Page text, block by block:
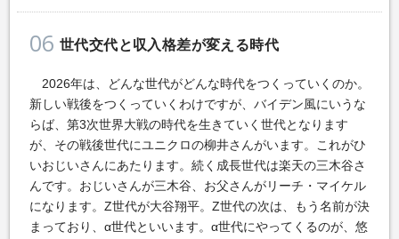
06 世代交代と収入格差が変える時代
2026年は、どんな世代がどんな時代をつくっていくのか。
新しい戦後をつくっていくわけですが、バイデン風にいうな
らば、第3次世界大戦の時代を生きていく世代となります
が、その戦後世代にユニクロの柳井さんがいます。これがひ
いおじいさんにあたります。続く成長世代は楽天の三木谷さ
んです。おじいさんが三木谷、お父さんがリーチ・マイケル
になります。Z世代が大谷翔平。Z世代の次は、もう名前が決
まっており、α世代といいます。α世代にやってくるのが、悠